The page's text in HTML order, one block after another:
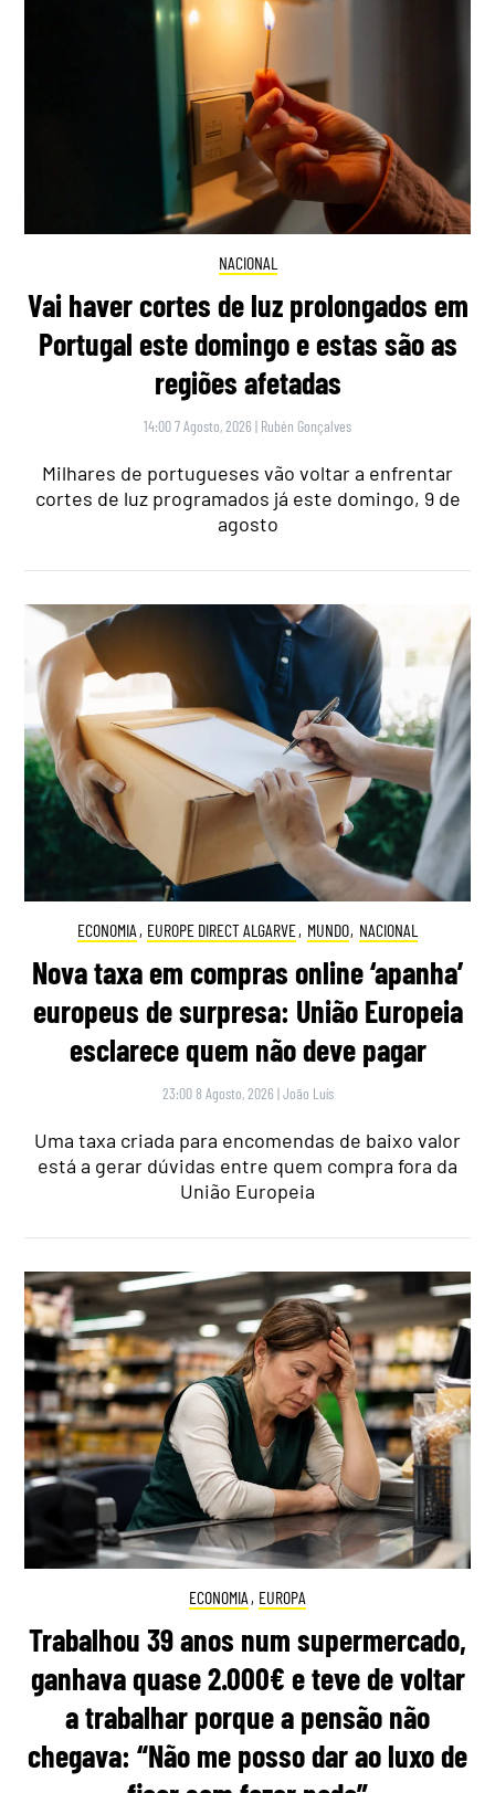
NACIONAL
Vai haver cortes de luz prolongados em
Portugal este domingo e estas são as
regiões afetadas
14:00 7 Agosto, 2026 | Rubén Gonçalves
Milhares de portugueses vão voltar a enfrentar
cortes de luz programados já este domingo, 9 de
agosto
ECONOMIA , EUROPE DIRECT ALGARVE, MUNDO, NACIONAL
Nova taxa em compras online ‘apanha’
europeus de surpresa: União Europeia
esclarece quem não deve pagar
23:00 8 Agosto, 2026 |João Luís
Uma taxa criada para encomendas de baixo valor
está a gerar dúvidas entre quem compra fora da
União Europeia
ECONOMIA , EUROPA
Trabalhou 39 anos num supermercado,
ganhava quase 2.000€ e teve de voltar
a trabalhar porque a pensão não
chegava: “Não me posso dar ao luxo de